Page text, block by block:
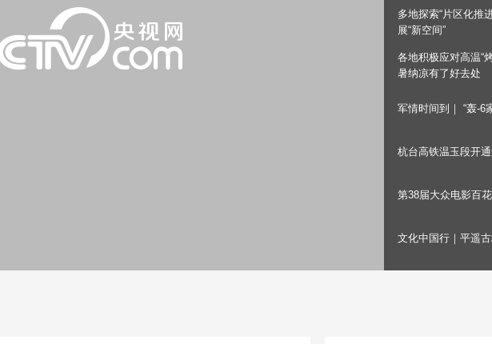
非遗 汽车 数智
云起 超级工厂 智敬中国 天气 才艺
多地探索“片区化推
展“新空间”
各地积极应对高温“
暑纳凉有了好去处
军情时间到｜ “轰-6
杭台高铁温玉段开
第38届大众电影百
文化中国行｜平遥